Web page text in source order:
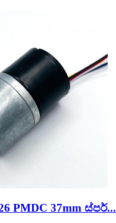
PMDC 37mm ස්පර්...